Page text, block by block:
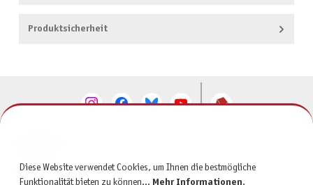
Produktsicherheit
SERVICE
Diese Website verwendet Cookies, um Ihnen die bestmögliche
Funktionalität bieten zu können... Mehr Informationen.